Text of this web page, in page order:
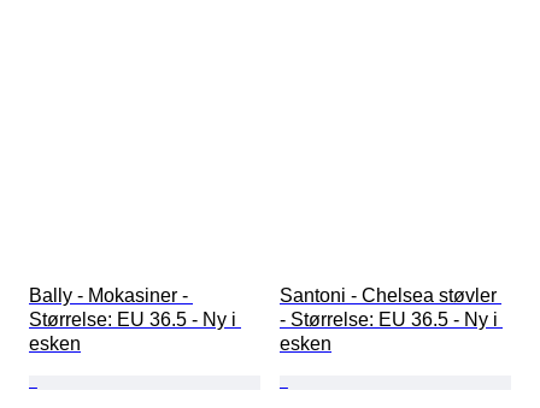
Bally - Mokasiner -
Størrelse: EU 36.5 - Ny i
esken
Santoni - Chelsea støvler
- Størrelse: EU 36.5 - Ny i
esken